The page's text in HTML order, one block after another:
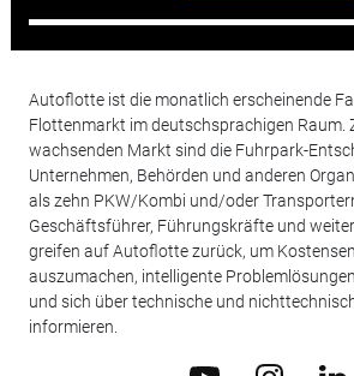
Autoflotte ist die monatlich erscheinende
Flottenmarkt im deutschsprachigen Raum.
wachsenden Markt sind die Fuhrpark-
Unternehmen, Behörden und anderen
als zehn PKW/Kombi und/oder
Geschäftsführer, Führungskräfte und
greifen auf Autoflotte zurück, um
auszumachen, intelligente
und sich über technische und
informieren.